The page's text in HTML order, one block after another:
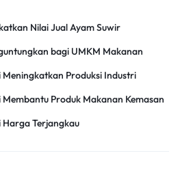
Nilai Jual Ayam Suwir
bagi UMKM Makanan
Produksi Industri
Produk Makanan Kemasan
Harga Terjangkau